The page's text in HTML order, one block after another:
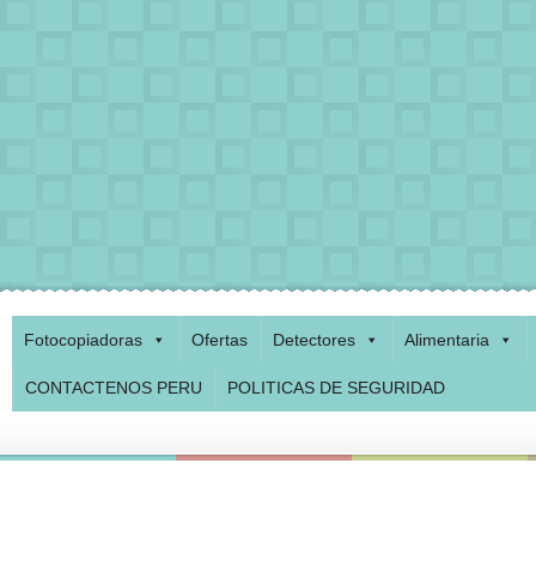
Fotocopiadoras Ofertas Detectores Alimentaria
CONTACTENOS PERU POLITICAS DE SEGURIDAD